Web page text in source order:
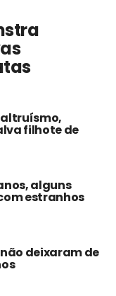
altruísmo,
filhote de
alguns
estranhos
deixaram de